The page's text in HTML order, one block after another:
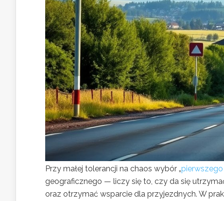
Przy małej tolerancji na chaos wybór „pierwszego
geograficznego — liczy się to, czy da się
oraz otrzymać wsparcie dla przyjezdnych. W